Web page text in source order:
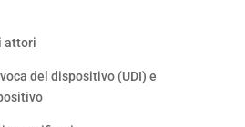
attori
del dispositivo (UDI) e